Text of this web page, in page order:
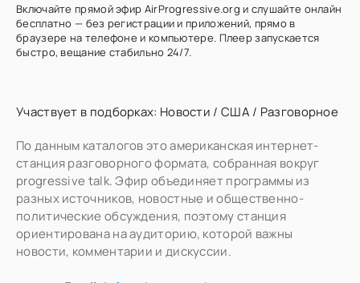
Включайте прямой эфир AirProgressive.org и слушайте онлайн
бесплатно — без регистрации и приложений, прямо в
браузере на телефоне и компьютере. Плеер запускается
быстро, вещание стабильно 24/7.
Участвует в подборках: Новости / США / Разговорное
По данным каталогов это американская интернет-
станция разговорного формата, собранная вокруг
progressive talk. Эфир объединяет программы из
разных источников, новостные и общественно-
политические обсуждения, поэтому станция
ориентирована на аудиторию, которой важны
новости, комментарии и дискуссии.